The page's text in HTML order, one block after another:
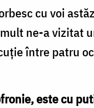
cu voi
ne-a vizitat
între patru
este cu